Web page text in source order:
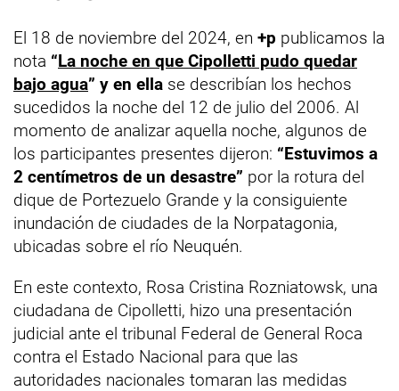
El 18 de noviembre del 2024, en +p publicamos la
nota “La noche en que Cipolletti pudo quedar
bajo agua” y en ella se describían los hechos
sucedidos la noche del 12 de julio del 2006. Al
momento de analizar aquella noche, algunos de
los participantes presentes dijeron: “Estuvimos a
2 centímetros de un desastre” por la rotura del
dique de Portezuelo Grande y la consiguiente
inundación de ciudades de la Norpatagonia,
ubicadas sobre el río Neuquén.
En este contexto, Rosa Cristina Rozniatowsk, una
ciudadana de Cipolletti, hizo una presentación
judicial ante el tribunal Federal de General Roca
contra el Estado Nacional para que las
autoridades nacionales tomaran las medidas